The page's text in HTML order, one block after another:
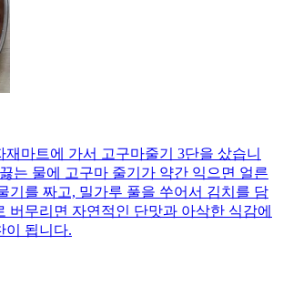
재마트에 가서 고구마줄기 3단을 샀습니
는 물에 고구마 줄기가 약간 익으면 얼른
기를 짜고, 밀가루 풀을 쑤어서 김치를 담
버무리면 자연적인 단맛과 아삭한 식감에
이 됩니다.